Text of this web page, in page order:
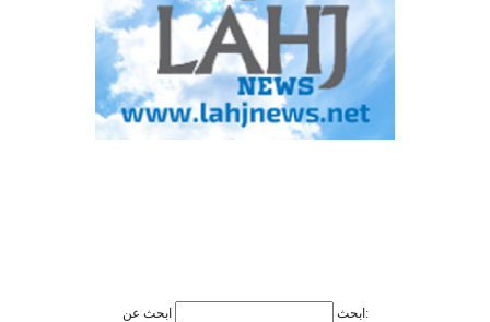
ابحث ابحث عن: